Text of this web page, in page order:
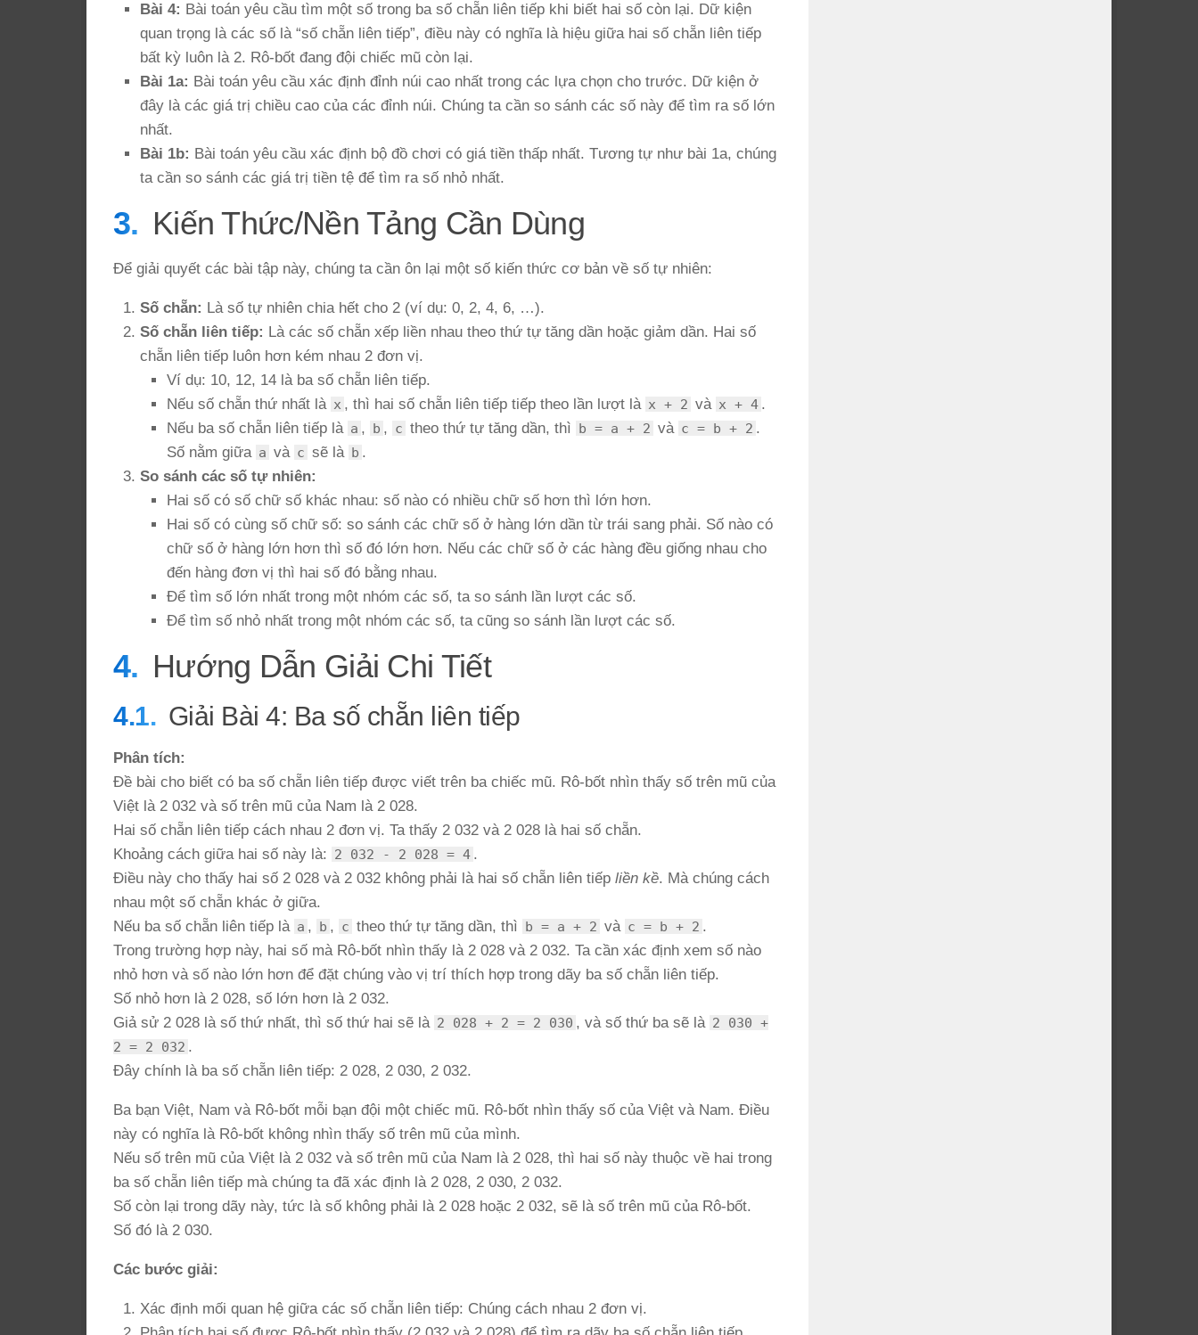
Bài 4: Bài toán yêu cầu tìm một số trong ba số chẵn liên tiếp khi biết hai số còn lại. Dữ kiện
quan trọng là các số là “số chẵn liên tiếp”, điều này có nghĩa là hiệu giữa hai số chẵn liên tiếp
bất kỳ luôn là 2. Rô-bốt đang đội chiếc mũ còn lại.
Bài 1a: Bài toán yêu cầu xác định đỉnh núi cao nhất trong các lựa chọn cho trước. Dữ kiện ở
đây là các giá trị chiều cao của các đỉnh núi. Chúng ta cần so sánh các số này để tìm ra số lớn
nhất.
Bài 1b: Bài toán yêu cầu xác định bộ đồ chơi có giá tiền thấp nhất. Tương tự như bài 1a, chúng
ta cần so sánh các giá trị tiền tệ để tìm ra số nhỏ nhất.
Kiến Thức/Nền Tảng Cần Dùng
Để giải quyết các bài tập này, chúng ta cần ôn lại một số kiến thức cơ bản về số tự nhiên:
Số chẵn: Là số tự nhiên chia hết cho 2 (ví dụ: 0, 2, 4, 6, …).
Số chẵn liên tiếp: Là các số chẵn xếp liền nhau theo thứ tự tăng dần hoặc giảm dần. Hai số
chẵn liên tiếp luôn hơn kém nhau 2 đơn vị.
Ví dụ: 10, 12, 14 là ba số chẵn liên tiếp.
Nếu số chẵn thứ nhất là x , thì hai số chẵn liên tiếp tiếp theo lần lượt là x + 2 và x + 4 .
Nếu ba số chẵn liên tiếp là a , b , c theo thứ tự tăng dần, thì b = a + 2 và c = b + 2 .
Số nằm giữa a và c sẽ là b .
So sánh các số tự nhiên:
Hai số có số chữ số khác nhau: số nào có nhiều chữ số hơn thì lớn hơn.
Hai số có cùng số chữ số: so sánh các chữ số ở hàng lớn dần từ trái sang phải. Số nào có
chữ số ở hàng lớn hơn thì số đó lớn hơn. Nếu các chữ số ở các hàng đều giống nhau cho
đến hàng đơn vị thì hai số đó bằng nhau.
Để tìm số lớn nhất trong một nhóm các số, ta so sánh lần lượt các số.
Để tìm số nhỏ nhất trong một nhóm các số, ta cũng so sánh lần lượt các số.
Hướng Dẫn Giải Chi Tiết
Giải Bài 4: Ba số chẵn liên tiếp
Phân tích:
Đề bài cho biết có ba số chẵn liên tiếp được viết trên ba chiếc mũ. Rô-bốt nhìn thấy số trên mũ của
Việt là 2 032 và số trên mũ của Nam là 2 028.
Hai số chẵn liên tiếp cách nhau 2 đơn vị. Ta thấy 2 032 và 2 028 là hai số chẵn.
Khoảng cách giữa hai số này là: 2 032 - 2 028 = 4 .
Điều này cho thấy hai số 2 028 và 2 032 không phải là hai số chẵn liên tiếp liền kề. Mà chúng cách
nhau một số chẵn khác ở giữa.
Nếu ba số chẵn liên tiếp là a , b , c theo thứ tự tăng dần, thì b = a + 2 và c = b + 2 .
Trong trường hợp này, hai số mà Rô-bốt nhìn thấy là 2 028 và 2 032. Ta cần xác định xem số nào
nhỏ hơn và số nào lớn hơn để đặt chúng vào vị trí thích hợp trong dãy ba số chẵn liên tiếp.
Số nhỏ hơn là 2 028, số lớn hơn là 2 032.
Giả sử 2 028 là số thứ nhất, thì số thứ hai sẽ là 2 028 + 2 = 2 030 , và số thứ ba sẽ là 2 030 +
2 = 2 032 .
Đây chính là ba số chẵn liên tiếp: 2 028, 2 030, 2 032.
Ba bạn Việt, Nam và Rô-bốt mỗi bạn đội một chiếc mũ. Rô-bốt nhìn thấy số của Việt và Nam. Điều
này có nghĩa là Rô-bốt không nhìn thấy số trên mũ của mình.
Nếu số trên mũ của Việt là 2 032 và số trên mũ của Nam là 2 028, thì hai số này thuộc về hai trong
ba số chẵn liên tiếp mà chúng ta đã xác định là 2 028, 2 030, 2 032.
Số còn lại trong dãy này, tức là số không phải là 2 028 hoặc 2 032, sẽ là số trên mũ của Rô-bốt.
Số đó là 2 030.
Các bước giải:
Xác định mối quan hệ giữa các số chẵn liên tiếp: Chúng cách nhau 2 đơn vị.